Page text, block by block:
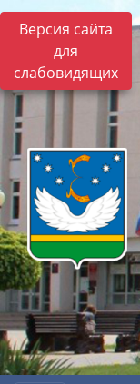
Версия сайта
для
слабовидящих